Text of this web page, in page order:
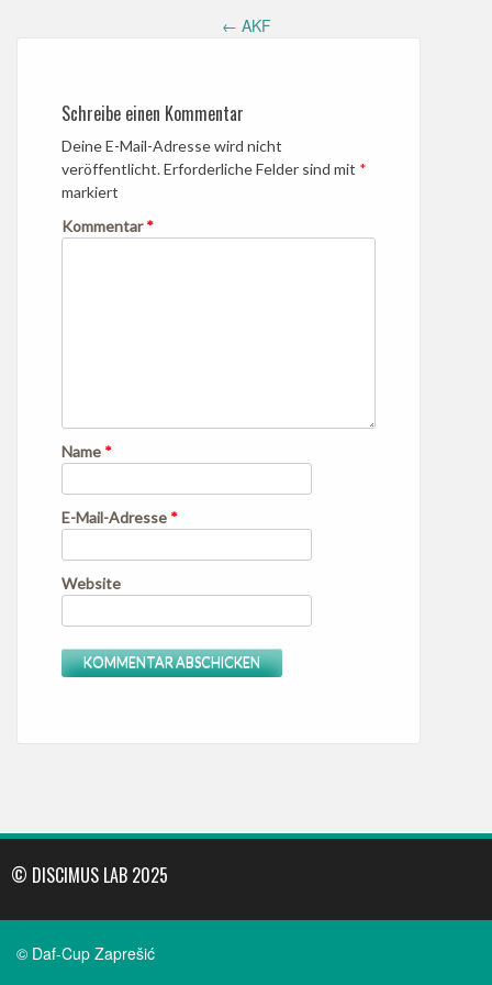
navigation
← AKF
Schreibe einen Kommentar
Deine E-Mail-Adresse wird nicht
veröffentlicht.Erforderliche Felder sind mit *
markiert
Kommentar*
Name *
E-Mail-Adresse *
Website
© DISCIMUS LAB 2025
© Daf-Cup Zaprešić